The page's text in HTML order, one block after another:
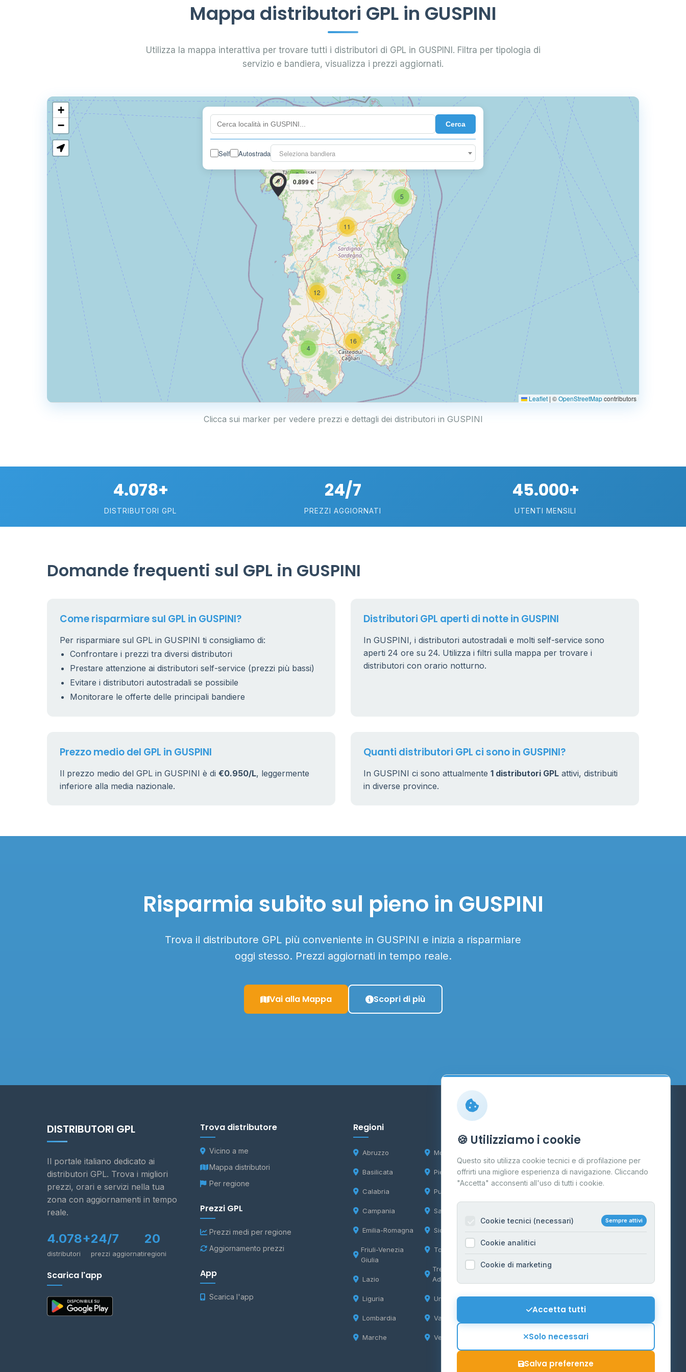
Mappa distributori GPL in GUSPINI
Utilizza la mappa interattiva per trovare tutti i distributori di GPL in GUSPINI. Filtra per tipologia di
servizio e bandiera, visualizza i prezzi aggiornati.
Cerca
Self Autostrada Seleziona bandiera
11
9
5
2
11
4
12
16
0.899 €
0.899 €
+
−
Leaflet | ©OpenStreetMapcontributors
Clicca sui marker per vedere prezzi e dettagli dei distributori in GUSPINI
4.078+
DISTRIBUTORI GPL
24/7
PREZZI AGGIORNATI
45.000+
UTENTI MENSILI
Domande frequenti sul GPL in GUSPINI
Come risparmiare sul GPL in GUSPINI?
Per risparmiare sul GPL in GUSPINI ti consigliamo di:
Confrontare i prezzi tra diversi distributori
Prestare attenzione ai distributori self-service (prezzi più bassi)
Evitare i distributori autostradali se possibile
Monitorare le offerte delle principali bandiere
Distributori GPL aperti di notte in GUSPINI
In GUSPINI, i distributori autostradali e molti self-service sono
aperti 24 ore su 24. Utilizza i filtri sulla mappa per trovare i
distributori con orario notturno.
Prezzo medio del GPL in GUSPINI
Il prezzo medio del GPL in GUSPINI è di €0.950/L, leggermente
inferiore alla media nazionale.
Quanti distributori GPL ci sono in GUSPINI?
In GUSPINI ci sono attualmente 1 distributori GPL attivi, distribuiti
in diverse province.
Risparmia subito sul pieno in GUSPINI
Trova il distributore GPL più conveniente in GUSPINI e inizia a risparmiare
oggi stesso. Prezzi aggiornati in tempo reale.
Vai alla Mappa Scopri di più
DISTRIBUTORI GPL
Il portale italiano dedicato ai
distributori GPL. Trova i migliori
prezzi, orari e servizi nella tua
zona con aggiornamenti in tempo
reale.
4.078+
distributori
24/7
prezzi aggiornati
20
regioni
Scarica l'app
Trova distributore
Vicino a me
Mappa distributori
Per regione
Prezzi GPL
Prezzi medi per regione
Aggiornamento prezzi
App
Scarica l'app
Regioni
Abruzzo
Basilicata
Calabria
Campania
Emilia-Romagna
Friuli-Venezia
Giulia
Lazio
Liguria
Lombardia
Marche
Molise
Piemonte
Puglia
Sardegna
Sicilia
Toscana
Trentino-Alto
Adige
Umbria
Valle d'Aosta
Veneto
Contatti
Per gestori
Informazioni legali
Privacy Policy
Cookie Policy
Mappa del sito
Contattaci
🍪 Utilizziamo i cookie
Questo sito utilizza cookie tecnici e di profilazione per
offrirti una migliore esperienza di navigazione. Cliccando
"Accetta" acconsenti all'uso di tutti i cookie.
Cookie tecnici (necessari) Sempre attivi
Cookie analitici
Cookie di marketing
Accetta tutti
Solo necessari
Salva preferenze